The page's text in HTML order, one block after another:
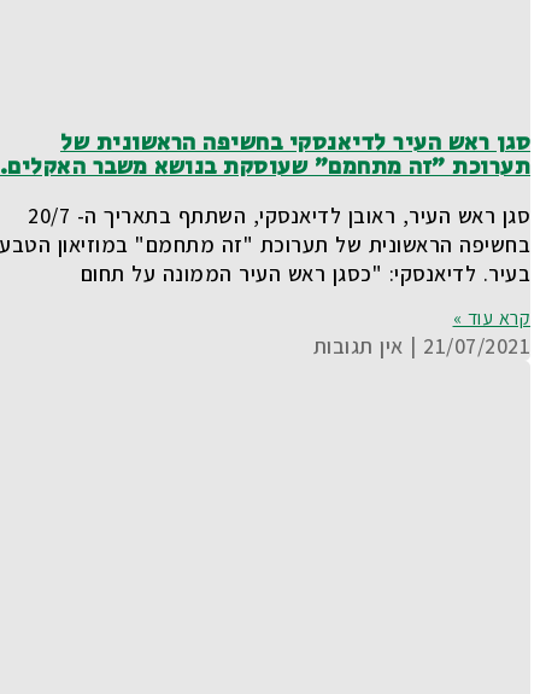
סגן ראש העיר לדיאנסקי בחשיפה הראשונית של
תערוכת "זה מתחמם" שעוסקת בנושא משבר האקלים.
סגן ראש העיר, ראובן לדיאנסקי, השתתף בתאריך ה- 20/7
בחשיפה הראשונית של תערוכת "זה מתחמם" במוזיאון הטבע
בעיר. לדיאנסקי: "כסגן ראש העיר הממונה על תחום
קרא עוד »
21/07/2021 אין תגובות